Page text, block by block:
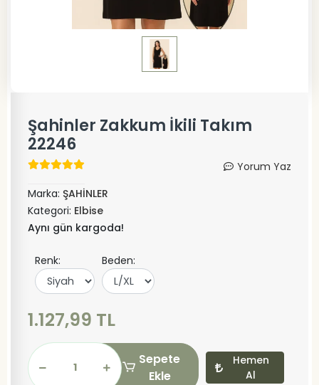
Şahinler Zakkum İkili Takım
22246
Yorum Yaz
Marka: ŞAHİNLER
Kategori: Elbise
Aynı gün kargoda!
Renk: Beden:
1.127,99 TL
Sepete
Ekle
Hemen
Al